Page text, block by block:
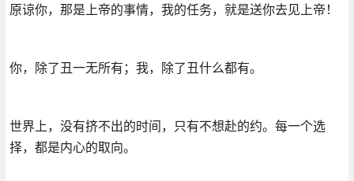
原谅你，那是上帝的事情，我的任务，就是送你去见上帝！
你，除了丑一无所有；我，除了丑什么都有。
世界上，没有挤不出的时间，只有不想赴的约。每一个选
择，都是内心的取向。